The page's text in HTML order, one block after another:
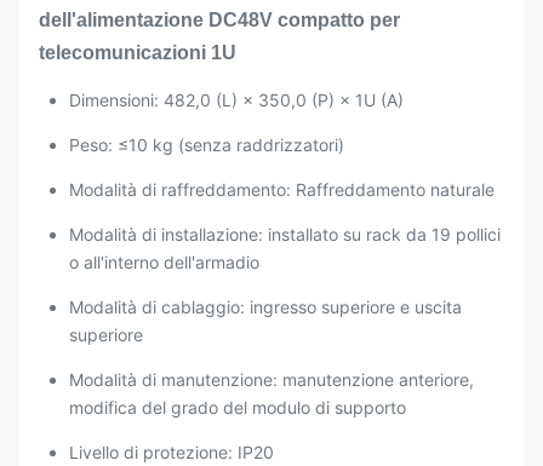
CC, massimo 55 A
dell'alimentazione DC48V compatto per
telecomunicazioni 1U
Dimensioni: 482,0 (L) × 350,0 (P) × 1U (A)
Peso: ≤10 kg (senza raddrizzatori)
Modalità di raffreddamento: Raffreddamento naturale
Modalità di installazione: installato su rack da 19 pollici
o all'interno dell'armadio
Modalità di cablaggio: ingresso superiore e uscita
superiore
Modalità di manutenzione: manutenzione anteriore,
modifica del grado del modulo di supporto
Livello di protezione: IP20